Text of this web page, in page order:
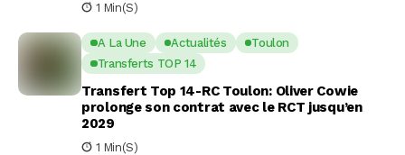
1 Min(s)
A La Une Actualités
Toulon
Transferts TOP 14
Transfert Top 14-RC Toulon: Oliver Cowie
prolonge son contrat avec le RCT jusqu’en
2029
1 Min(s)